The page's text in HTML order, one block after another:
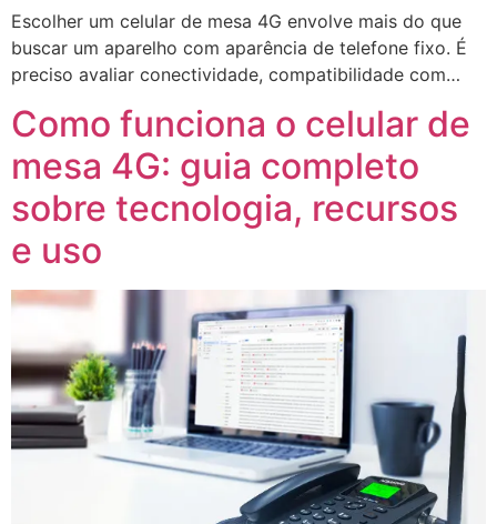
Escolher um celular de mesa 4G envolve mais do que
buscar um aparelho com aparência de telefone fixo. É
preciso avaliar conectividade, compatibilidade com…
Como funciona o celular de
mesa 4G: guia completo
sobre tecnologia, recursos
e uso